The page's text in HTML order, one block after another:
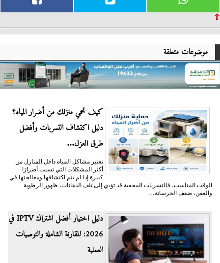
⇧
موضوعات متعلقة
كيف تحمي منزلك من أضرار المياه؟
دليل اكتشاف التسربات وأفضل
طرق العزل...
تعتبر مشاكل المياه داخل المنازل من
أكثر المشكلات التي تسبب أضرارًا
كبيرة إذا لم يتم اكتشافها ومعالجتها في
الوقت المناسب، فالتسربات المخفية قد تؤدي إلى تلف الدهانات، ظهور الرطوبة
والعفن، ضعف الخرسانة،...
دليل اختيار أفضل اشتراك IPTV في
2026: المقارنة الشاملة والتوصيات
العملية